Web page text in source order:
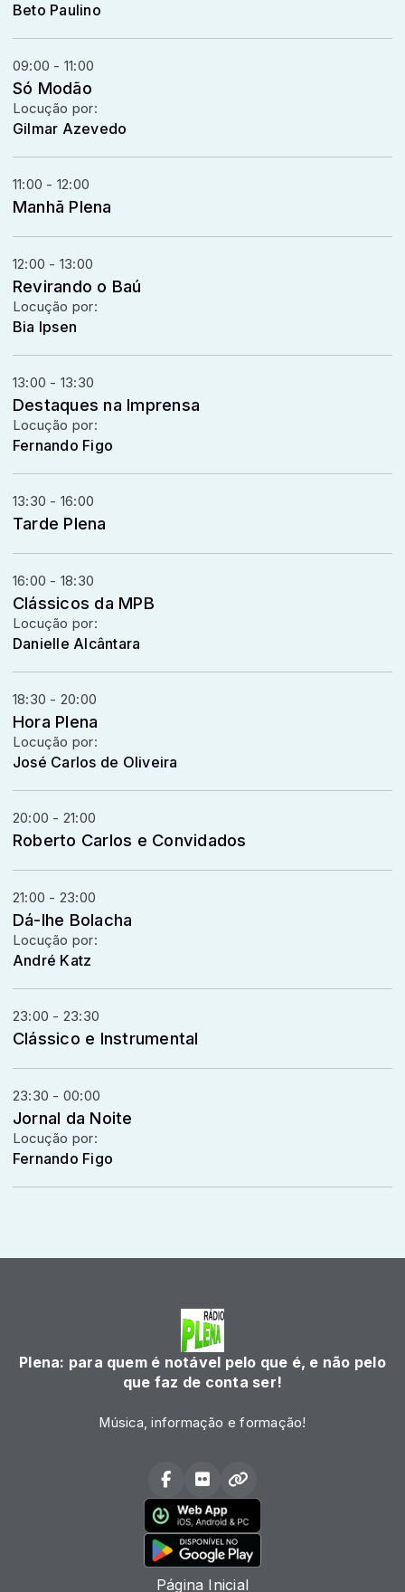
Beto Paulino
09:00 - 11:00
Só Modão
Locução por:
Gilmar Azevedo
11:00 - 12:00
Manhã Plena
12:00 - 13:00
Revirando o Baú
Locução por:
Bia Ipsen
13:00 - 13:30
Destaques na Imprensa
Locução por:
Fernando Figo
13:30 - 16:00
Tarde Plena
16:00 - 18:30
Clássicos da MPB
Locução por:
Danielle Alcântara
18:30 - 20:00
Hora Plena
Locução por:
José Carlos de Oliveira
20:00 - 21:00
Roberto Carlos e Convidados
21:00 - 23:00
Dá-lhe Bolacha
Locução por:
André Katz
23:00 - 23:30
Clássico e Instrumental
23:30 - 00:00
Jornal da Noite
Locução por:
Fernando Figo
Plena: para quem é notável pelo que é, e não pelo
que faz de conta ser!
Música, informação e formação!
Página Inicial